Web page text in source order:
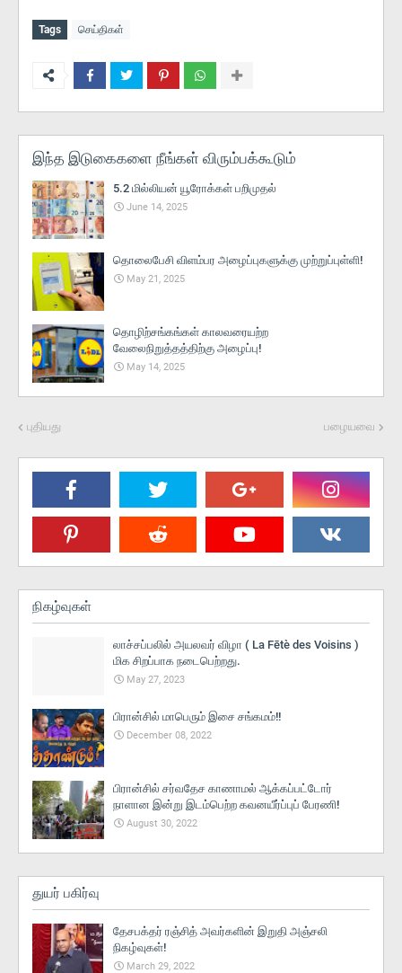
Tags செய்திகள்
இந்த இடுகைகளை நீங்கள் விரும்பக்கூடும்
5.2 மில்லியன் யூரோக்கள் பறிமுதல்
June 14, 2025
தொலைபேசி விளம்பர அழைப்புகளுக்கு முற்றுப்புள்ளி!
May 21, 2025
தொழிற்சங்கங்கள் காலவரையற்ற
வேலைநிறுத்தத்திற்கு அழைப்பு!
May 14, 2025
புதியது பழையவை
நிகழ்வுகள்
லாச்சப்பலில் அயலவர் விழா ( La Fētè des Voisins )
மிக சிறப்பாக நடைபெற்றது.
May 27, 2023
பிரான்சில் மாபெரும் இசை சங்கமம்!!
December 08, 2022
பிரான்சில் சர்வதேச காணாமல் ஆக்கப்பட்டோர்
நாளான இன்று இடம்பெற்ற கவனயீர்ப்புப் பேரணி!
August 30, 2022
துயர் பகிர்வு
தேசபக்தர் ரஞ்சித் அவர்களின் இறுதி அஞ்சலி
நிகழ்வுகள்!
March 29, 2022